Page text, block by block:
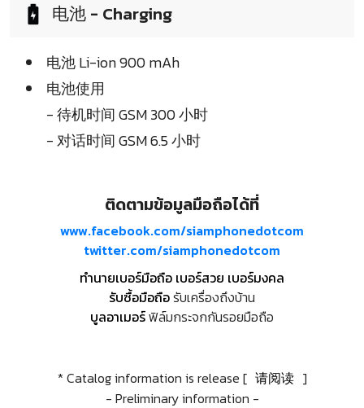
电池 - Charging
电池 Li-ion 900 mAh
电池使用
- 待机时间 GSM 300 小时
- 对话时间 GSM 6.5 小时
ติดตามข้อมูลมือถือได้ที่
www.facebook.com/siamphonedotcom
twitter.com/siamphonedotcom
ทำนายเบอร์มือถือ เบอร์สวย เบอร์มงคล
รับซื้อมือถือรับเครื่องถึงบ้าน
บูลอาเมอร์ฟิล์มกระจกกันรอยมือถือ
* Catalog information is release [ 请阅读 ]
- Preliminary information -